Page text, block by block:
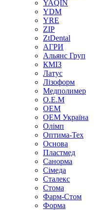
YAQIN
YDM
YRE
ZIP
ZtDental
АГРИ
Альянс Груп
КМІЗ
Латус
Лізоформ
Медполимер
О.Е.М
ОЕМ
ОЕМ Україна
Олімп
Оптима-Тех
Основа
Пластмед
Санорма
Сімеда
Сталекс
Стома
Фарм-Стом
Форма